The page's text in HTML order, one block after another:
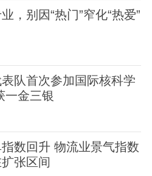
，别因“热门”窄化“热爱”
队首次参加国际核科学
一金三银
数回升 物流业景气指数
张区间